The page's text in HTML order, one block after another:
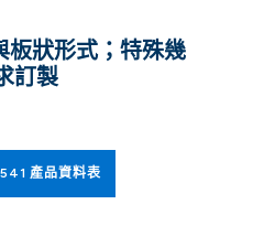
板狀形式；特殊幾
訂製
產品資料表